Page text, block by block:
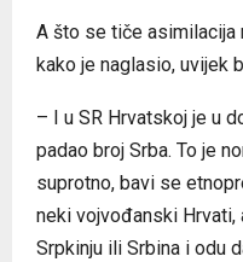
A što se tiče asimilacija
kako je naglasio, uvijek
– I u SR Hrvatskoj je u
padao broj Srba. To je
suprotno, bavi se
neki vojvođanski
Srpkinju ili Srbina i odu